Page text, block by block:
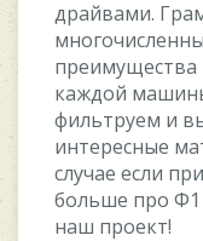
драйвами.
преимущества
каждой
фильтруем и
интересные
случае если
больше про
наш проект!